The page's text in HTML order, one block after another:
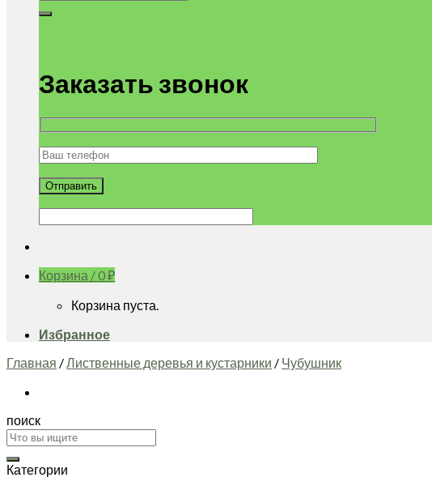
Заказать звонок
Корзина /0₽
Корзина пуста.
Избранное
Главная /Лиственные деревья и кустарники / Чубушник
поиск
Искать:
Категории